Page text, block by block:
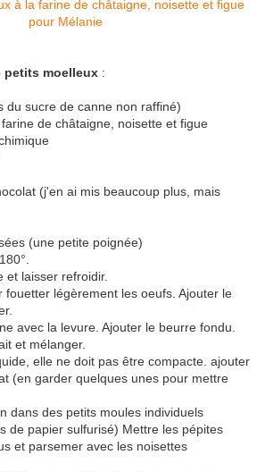
petits moelleux :
du sucre de canne non raffiné)
de châtaigne, noisette et figue
(j'en ai mis beaucoup plus, mais
(une petite poignée)
et laisser refroidir.
fouetter légèrement les oeufs. Ajouter le
avec la levure. Ajouter le beurre fondu.
et mélanger.
elle ne doit pas être compacte. ajouter
(en garder quelques unes pour mettre
dans des petits moules individuels
de papier sulfurisé) Mettre les pépites
et parsemer avec les noisettes